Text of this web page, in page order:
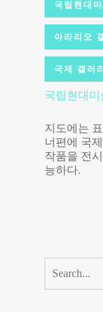
국립현대
아라리오
국제 갤러리
국립현대미
지도에는
너편에 국
작품을 전
능하다.